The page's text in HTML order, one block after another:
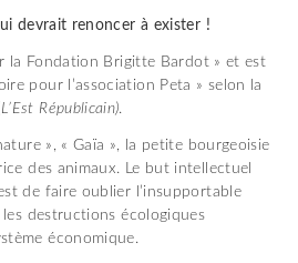
devrait renoncer à exister !
la Fondation Brigitte Bardot » et est
pour l’association Peta » selon la
L’Est Républicain).
», « Gaïa », la petite bourgeoisie
des animaux. Le but intellectuel
de faire oublier l’insupportable
destructions écologiques
économique.